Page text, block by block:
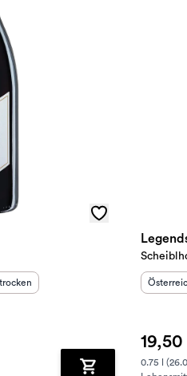
Geschmack
trocken
0.75 l